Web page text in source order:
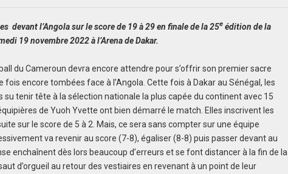
devant l’Angola sur le score de 19 à 29 en finale de la 25e édition de la
19 novembre 2022 à l’Arena de Dakar.
du Cameroun devra encore attendre pour s’offrir son premier sacre
encore tombées face à l’Angola. Cette fois à Dakar au Sénégal, les
su tenir tête à la sélection nationale la plus capée du continent avec 15
de Yuoh Yvette ont bien démarré le match. Elles inscrivent les
sur le score de 5 à 2. Mais, ce sera sans compter sur une équipe
va revenir au score (7-8), égaliser (8-8) puis passer devant au
enchaînent dès lors beaucoup d’erreurs et se font distancer à la fin de la
d’orgueil au retour des vestiaires en revenant à un point de leur